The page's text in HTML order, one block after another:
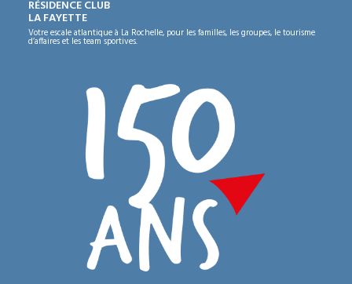
RÉSIDENCE CLUB
LA FAYETTE
Votre escale atlantique à La Rochelle, pour les familles, les groupes, le tourisme
d’affaires et les team sportives.